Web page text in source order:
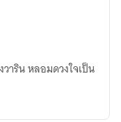
าริน หลอมดวงใจเป็น